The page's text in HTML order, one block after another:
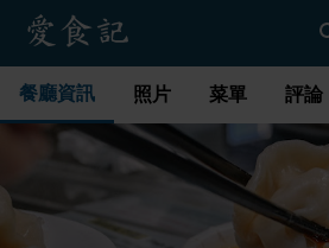
餐廳資訊 照片 菜單 評論